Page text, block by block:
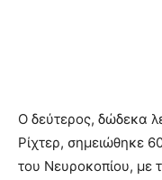
Ο δεύτερος, δώδεκα
Ρίχτερ, σημειώθηκε
του Νευροκοπίου, με